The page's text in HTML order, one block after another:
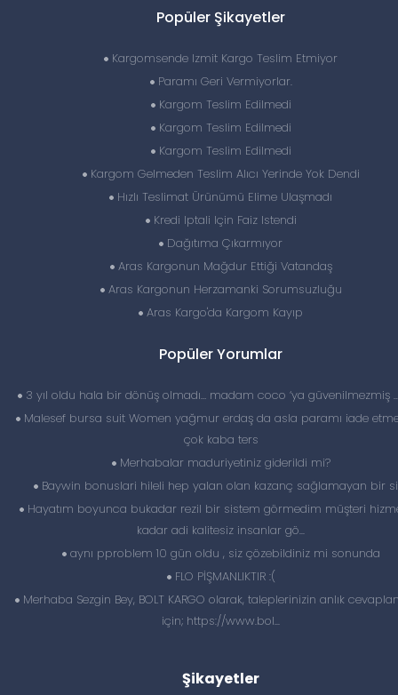
Popüler Şikayetler
Kargomsende Izmit Kargo Teslim Etmiyor
Paramı Geri Vermiyorlar.
Kargom Teslim Edilmedi
Kargom Teslim Edilmedi
Kargom Teslim Edilmedi
Kargom Gelmeden Teslim Alıcı Yerinde Yok Dendi
Hızlı Teslimat Ürünümü Elime Ulaşmadı
Kredi Iptali Için Faiz Istendi
Dağıtıma Çıkarmıyor
Aras Kargonun Mağdur Ettiği Vatandaş
Aras Kargonun Herzamanki Sorumsuzluğu
Aras Kargo'da Kargom Kayıp
Popüler Yorumlar
3 yıl oldu hala bir dönüş olmadı… madam coco ‘ya güvenilmezmiş
Malesef bursa suit Women yağmur erdaş da asla paramı iade
çok kaba ters
Merhabalar maduriyetiniz giderildi mi?
Baywin bonuslari hileli hep yalan olan kazanç sağlamayan bir
Hayatım boyunca bukadar rezil bir sistem görmedim müşteri
kadar adi kalitesiz insanlar gö...
aynı pproblem 10 gün oldu , siz çözebildiniz mi sonunda
FLO PİŞMANLIKTIR :(
Merhaba Sezgin Bey, BOLT KARGO olarak, taleplerinizin anlık
için; https://www.bol...
Şikayetler